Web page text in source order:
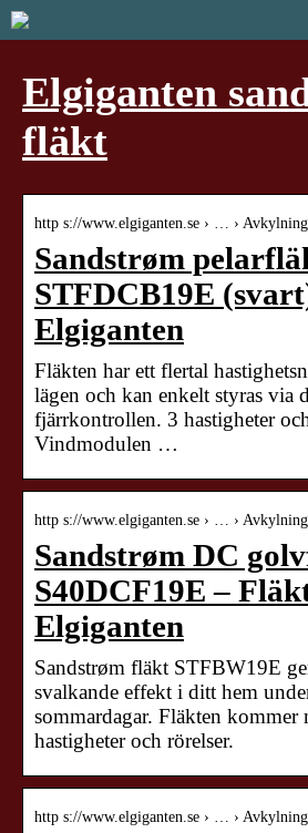
Elgiganten
fläkt
http s://www.elgiganten.se › … ›
Sandstrøm
STFDCB19E
Elgiganten
Fläkten har ett flertal
lägen och kan enkelt styras via
fjärrkontrollen. 3 hastigheter
Vindmodulen …
http s://www.elgiganten.se › … ›
Sandstrøm DC
S40DCF19E –
Elgiganten
Sandstrøm fläkt STFBW19E
svalkande effekt i ditt hem
sommardagar. Fläkten kommer
hastigheter och rörelser.
http s://www.elgiganten.se › … ›